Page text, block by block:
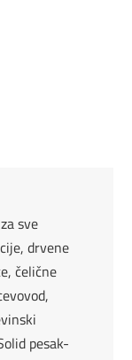
sve
drvene
čelične
pesak-